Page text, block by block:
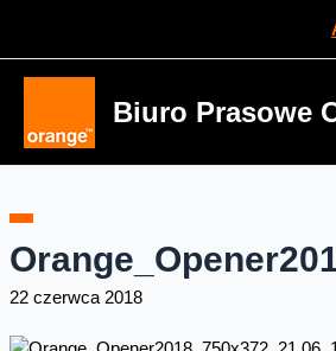
Biuro Prasowe
22 czerwca 2018